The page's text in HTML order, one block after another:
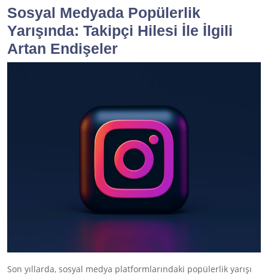
Sosyal Medyada Popülerlik
Yarışında: Takipçi Hilesi İle İlgili
Artan Endişeler
Son yıllarda, sosyal medya platformlarındaki popülerlik yarışı